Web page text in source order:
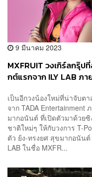
9 มีนาคม 2023
MXFRUIT วงเกิร์ลกรุ๊ป
กต์แรกจาก ILY LAB ภ
เป็นอีกวงน้องใหม่ที่น่าจับต
จาก TADA Entertainment
มากอนันต์ ที่เปิดตัวมาด้วยซิ
ชาติใหม่ๆ ให้กับวงการ T-
ตัว ย้ง-ทรงยศ สุขมากอนันต์
LAB ในชื่อ MXFR...